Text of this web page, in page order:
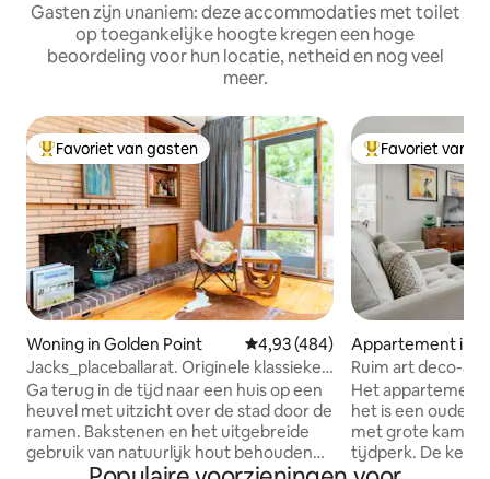
Gasten zijn unaniem: deze accommodaties met toilet
op toegankelijke hoogte kregen een hoge
beoordeling voor hun locatie, netheid en nog veel
meer.
Topfavoriet van gasten
Favoriet van gasten
Woning in Golden Point Gemiddelde beoordeling van
4,93 (484)
Jacks_placeballarat. Originele klassieker
uit de jaren '60.
Ga terug in de tijd naar een huis op een
heuvel met uitzicht over de stad door de
ramen. Bakstenen en het uitgebreide
gebruik van natuurlijk hout behouden
een sfeer van midden vorige eeuw,
Topfavoriet van
Favoriet van
Appartement in
West
Ruim art deco-
steenworp
Het appartement
het is een ouder
met grote
tijdperk. De keuken heeft Miele-
apparaten en alle